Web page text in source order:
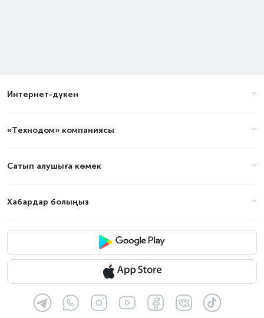
Интернет-дүкен
«Технодом» компаниясы
Сатып алушыға көмек
Хабардар болыңыз